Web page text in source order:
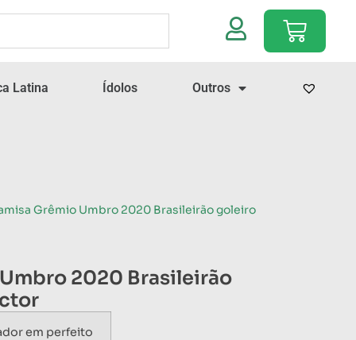
Latina Ídolos Outros
Grêmio Umbro 2020 Brasileirão goleiro
2020 Brasileirão
em perfeito